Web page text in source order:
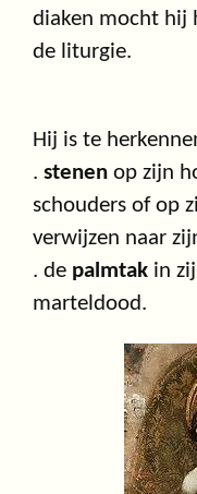
diaken mocht hij
de liturgie.
Hij is te
. stenen op zijn
schouders of op
verwijzen naar
. de palmtak in
marteldood.